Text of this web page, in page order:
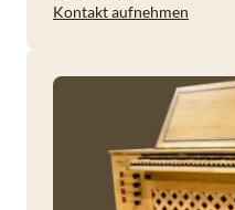
Kontakt aufnehmen